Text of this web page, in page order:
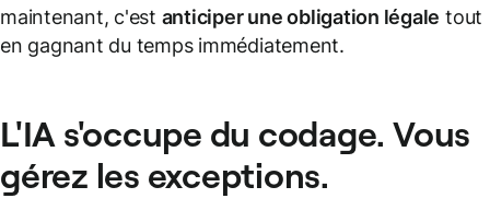
maintenant, c'est anticiper une obligation légale tout
en gagnant du temps immédiatement.
L'IA s'occupe du codage. Vous
gérez les exceptions.